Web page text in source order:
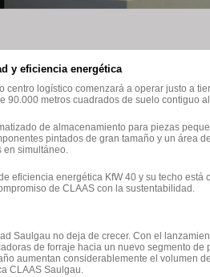
y eficiencia energética
centro logístico comenzará a operar justo a
90.000 metros cuadrados de suelo contiguo
de almacenamiento para piezas
pintados de gran tamaño y un área
en simultáneo.
eficiencia energética KfW 40 y su techo está
de CLAAS con la sustentabilidad.
Saulgau no deja de crecer. Con el
de forraje hacia un nuevo segmento de
aumentan considerablemente el volumen
CLAAS Saulgau.